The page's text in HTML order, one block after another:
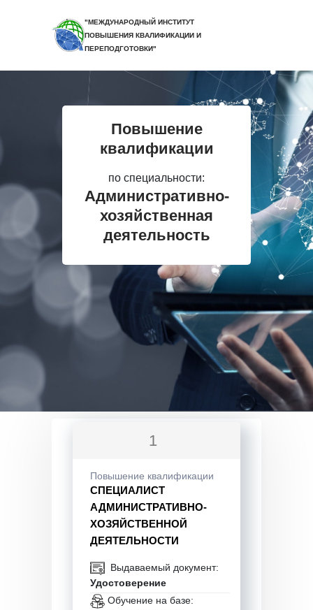
"МЕЖДУНАРОДНЫЙ ИНСТИТУТ
ПОВЫШЕНИЯ КВАЛИФИКАЦИИ И
ПЕРЕПОДГОТОВКИ"
Повышение
квалификации
по специальности:
Административно-
хозяйственная
деятельность
1
Повышение квалификации
СПЕЦИАЛИСТ
АДМИНИСТРАТИВНО-
ХОЗЯЙСТВЕННОЙ
ДЕЯТЕЛЬНОСТИ
Выдаваемый документ:
Удостоверение
Обучение на базе: